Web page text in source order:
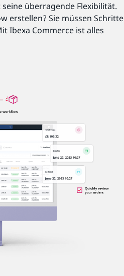
überragende Flexibilität.
erstellen? Sie müssen Schritte
Ibexa Commerce ist alles